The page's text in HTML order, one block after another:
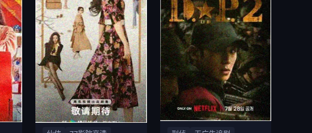
仙侠古装爱情剧 刑侦悬疑破案剧集